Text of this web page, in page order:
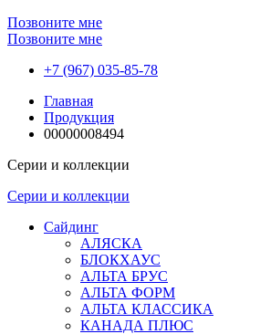
Позвоните мне
Позвоните мне
+7 (967) 035-85-78
Главная
Продукция
00000008494
Серии и коллекции
Серии и коллекции
Сайдинг
АЛЯСКА
БЛОКХАУС
АЛЬТА БРУС
АЛЬТА ФОРМ
АЛЬТА КЛАССИКА
КАНАДА ПЛЮС